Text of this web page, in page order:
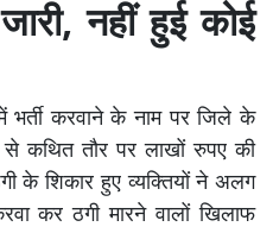
नहीं हुई कोई
भर्ती करवाने के नाम पर जिले के
कथित तौर पर लाखों रुपए की
के शिकार हुए व्यक्तियों ने अलग
कर ठगी मारने वालों खिलाफ